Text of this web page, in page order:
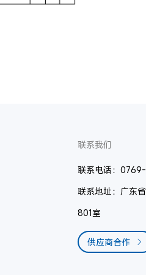
联系我们
联系电话：
联系地址：广东
801室
供应商合作